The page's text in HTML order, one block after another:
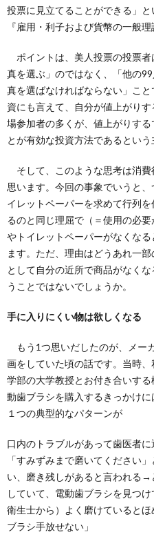
投票に見立てることができる」
『雇用・利子および貨幣の一般理
ポイントは、美人投票の投票
真を選ぶ」のではなく、「他の
真を選ばなければならない」こ
資にも言えて、自分が値上がり
場参加者の多くが、値上がりす
とが有効な投資方法であるという
そして、このような思考は消費
思います。今回の事象でいうと
イレットペーパーを求めて行列
るのと同じ理屈で（＝使用の必
やトイレットペーパーがなくな
ます。ただ、理由はどうあれ一
として自分の近所で商品がなく
うことではないでしょうか。
手に入りにくい物は欲しくなる
もう1つ思いだしたのが、メー
画をしていた頃の話です。当時
学部の大学教授とお付き合いす
動歯ブラシを購入するきっかけに
１つの典型的なパターンが
口内のトラブルがあって歯医者
「すみずみまで磨いてください
い、磨き残しがあると言われる
していて、電動歯ブラシを見つ
衛生士から）よく磨けていると
ブラシ手放せない」